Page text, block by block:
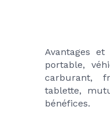
Avantages
portable,
carburant,
tablette,
bénéfices.